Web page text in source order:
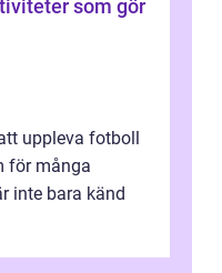
uppleva fotboll
för många
inte bara känd